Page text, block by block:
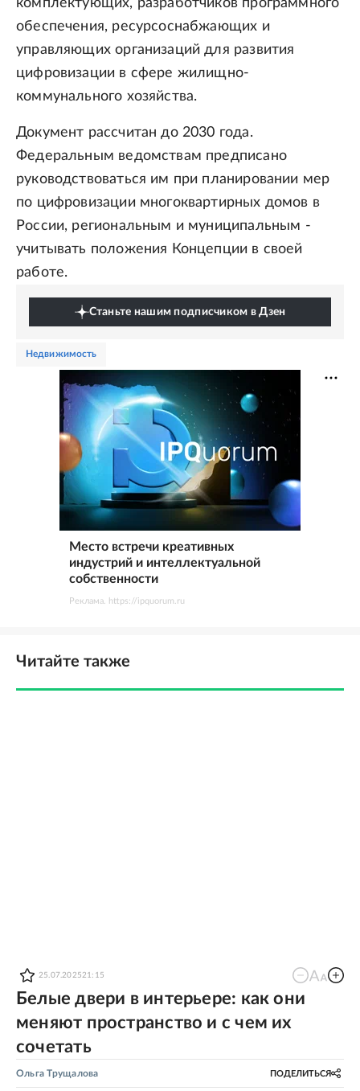
комплектующих, разработчиков программного
обеспечения, ресурсоснабжающих и
управляющих организаций для развития
цифровизации в сфере жилищно-
коммунального хозяйства.
Документ рассчитан до 2030 года.
Федеральным ведомствам предписано
руководствоваться им при планировании мер
по цифровизации многоквартирных домов в
России, региональным и муниципальным -
учитывать положения Концепции в своей
работе.
Станьте нашим подписчиком в Дзен
недвижимость
Место встречи креативных
индустрий и интеллектуальной
собственности
Реклама. https://ipquorum.ru
Читайте также
25.07.202521:15
Белые двери в интерьере: как они
меняют пространство и с чем их
сочетать
Ольга Трущалова ПОДЕЛИТЬСЯ